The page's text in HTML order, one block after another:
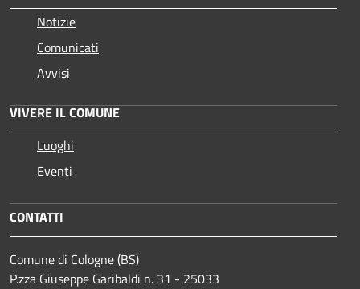
Notizie
Comunicati
Avvisi
VIVERE IL COMUNE
Luoghi
Eventi
CONTATTI
Comune di Cologne (BS)
P.zza Giuseppe Garibaldi n. 31 - 25033